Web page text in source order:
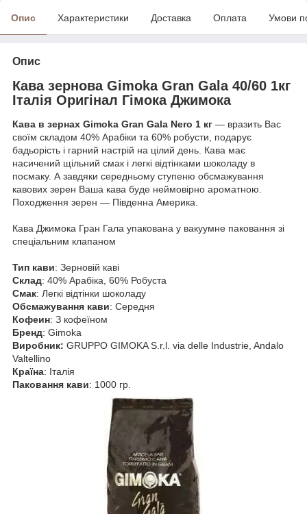
Опис Характеристики Доставка Оплата Умови
Опис
Кава зернова Gimoka Gran Gala 40/60 1кг
Італія Оригінал Гімока Джимока
Кава в зернах Gimoka Gran Gala Nero 1 кг — вразить Вас
своїм складом 40% Арабіки та 60% робусти, подарує
бадьорість і гарний настрій на цілий день. Кава має
насичений щільний смак і легкі відтінками шоколаду в
посмаку. А завдяки середньому ступеню обсмажування
кавових зерен Ваша кава буде неймовірно ароматною.
Походження зерен — Південна Америка.
Кава Джимока Гран Гала упакована у вакуумне паковання зі
спеціальним клапаном
Тип кави: Зерновій каві
Склад: 40% Арабіка, 60% Робуста
Смак: Легкі відтінки шоколаду
Обсмажування кави: Середня
Кофеин: З кофеїном
Бренд: Gimoka
Виробник: GRUPPO GIMOKA S.r.l. via delle Industrie, Andalo
Valtellino
Країна: Італія
Паковання кави: 1000 гр.